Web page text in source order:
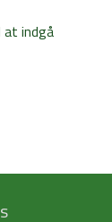
at indgå